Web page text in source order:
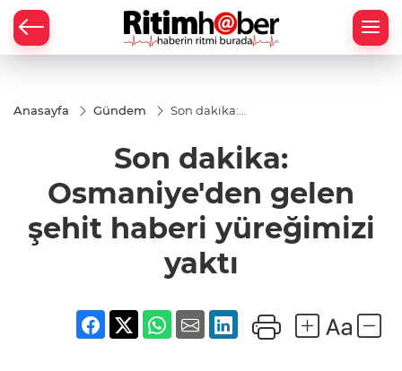
Anasayfa Gündem
Son dakika:
haberi
yüreğimizi
Son dakika:
Osmaniye'den gelen
şehit haberi yüreğimizi
yaktı